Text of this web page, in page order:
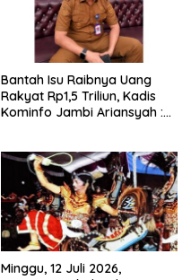
Bantah Isu Raibnya Uang
Rakyat Rp1,5 Triliun, Kadis
Kominfo Jambi Ariansyah :
Sejak 2002
Minggu, 12 Juli 2026,